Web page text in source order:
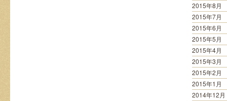
2015年8月
2015年7月
2015年6月
2015年5月
2015年4月
2015年3月
2015年2月
2015年1月
2014年12月